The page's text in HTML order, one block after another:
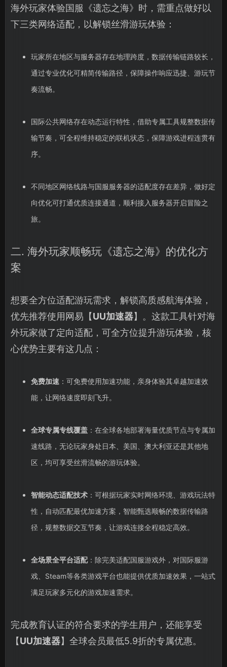
海外玩家体验国服《遗忘之海》时，需重点做好以
下三类网络适配，以解锁丝滑游玩体验：
玩家所在地区与服务器存在地理跨度，数据传输链路较长，
通过专业优化可精简传输路径，保障操作响应迅捷、游玩节
奏流畅。
国际公共网络存在动态运行特性，借助专属工具规整数据传
输节奏，可全程维持稳定的联机状态，保障游戏进程连贯有
序。
不同地区网络线路与国服服务器的适配度存在差异，做好定
向优化可打通优质连接通道，顺利接入服务器开启冒险之
旅。
二. 海外玩家顺畅玩《遗忘之海》的优化方
案
想要全方位适配游玩需求，解锁高质感航海体验，
优先推荐使用网易【UU加速器】。这款工具针对海
外玩家做了定向适配，可全方位提升游玩体验，核
心优势主要有这几点：
免费加速：可免费使用加速功能，亲身体验其卓越加速效
能，让网络速度即刻飞升。
全球专属专线覆盖：在全球各地部署海量优质节点与专属加
速线路，无论玩家身处日本、美国、澳大利亚还是其他地
区，均可享受丝滑流畅的游玩体验。
智能动态适配技术：可根据玩家实时网络环境、游戏玩法特
性，自动匹配最优加速方案，智能甄选顺畅的数据传输路
径，规整数据交互节奏，让游戏连接全程稳定高效。
全场景全平台适配：除完美适配国服游戏外，对国际服游
戏、Steam等各类游戏平台也能提供优质加速效果，一站式
满足玩家多元化的游戏加速需求。
完成教育认证的符合要求的学生用户，还能享受
【UU加速器】全球会员最低5.9折的专属优惠。